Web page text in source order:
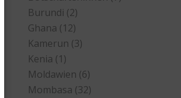
Burundi (2)
Ghana (12)
Kamerun (3)
Kenia (1)
Moldawien (6)
Mombasa (32)